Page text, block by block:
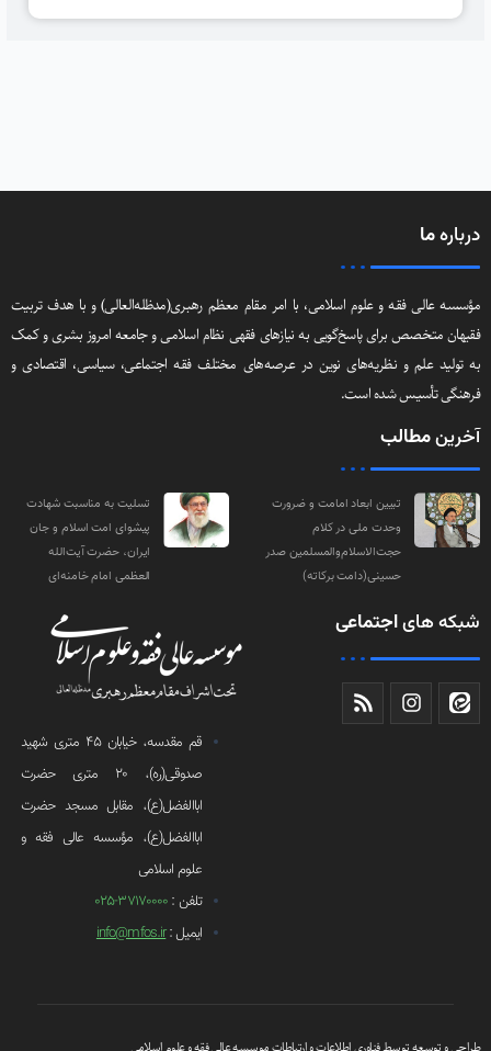
دربارهما
مؤسسه عالی فقه و علوم اسلامی، با امر مقام معظم رهبری(مد‌ظله‌العالی) و با هدف تربیت
فقیهان متخصص برای پاسخ‌گویی به نیازهای فقهی نظام اسلامی و جامعه امروز بشری و کمک
به تولید علم و نظریه‌های نوین در عرصه‌های مختلف فقه اجتماعی‌، سیاسی‌، اقتصادی و
فرهنگی تأسیس شده است.
آخرینمطالب
تبیین ابعاد امامت و ضرورت
وحدت ملی در کلام
حجت‌الاسلام‌والمسلمین صدر
حسینی(دامت‌ برکاته)
تسلیت به مناسبت شهادت
پیشوای امت اسلام و جان
ایران، حضرت آیت‌الله
العظمی امام خامنه‌ای
شبکه هایاجتماعی
قم مقدسه، خیابان 45 متری شهید
صدوقی(ره)، 20 متری حضرت
اباالفضل(ع)، مقابل مسجد حضرت
اباالفضل(ع)، مؤسسه عالی فقه و
علوم اسلامی
تلفن : 37170000-025
ایمیل :info@mfos.ir